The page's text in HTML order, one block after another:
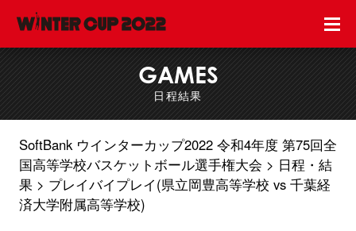
GAMES
日程結果
SoftBank ウインターカップ2022 令和4年度 第75回全
国高等学校バスケットボール選手権大会
日程・結
果
プレイバイプレイ(県立岡豊高等学校 vs 千葉経
済大学附属高等学校)